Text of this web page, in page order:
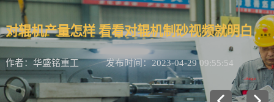
对辊机产量怎样 看看对辊机制砂视频就明白
作者：华盛铭重工 发布时间：2023-04-29 09:55:54